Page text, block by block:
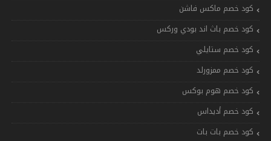
كود خصم ماكس فاشن
كود خصم باث اند بودي وركس
كود خصم ستايلي
كود خصم ممزورلد
كود خصم هوم بوكس
كود خصم أديداس
كود خصم بات بات